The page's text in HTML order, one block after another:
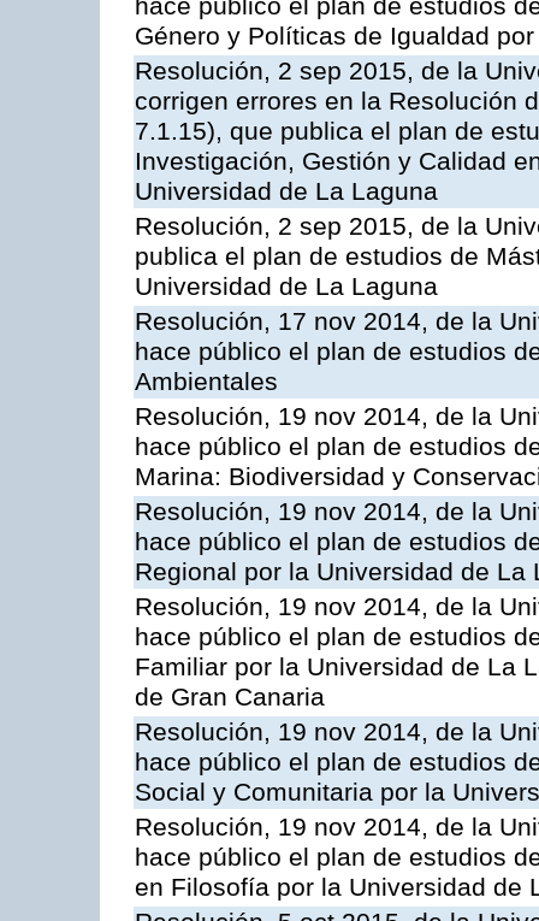
hace público el plan de estudios
Género y Políticas de Igualdad
Resolución, 2 sep 2015, de la
corrigen errores en la Resolución
7.1.15), que publica el plan de
Investigación, Gestión y Calidad
Universidad de La Laguna
Resolución, 2 sep 2015, de la
publica el plan de estudios de
Universidad de La Laguna
Resolución, 17 nov 2014, de la
hace público el plan de estudios
Ambientales
Resolución, 19 nov 2014, de la
hace público el plan de estudios
Marina: Biodiversidad y
Resolución, 19 nov 2014, de la
hace público el plan de estudios
Regional por la Universidad de La
Resolución, 19 nov 2014, de la
hace público el plan de estudios
Familiar por la Universidad de La
de Gran Canaria
Resolución, 19 nov 2014, de la
hace público el plan de estudios
Social y Comunitaria por la
Resolución, 19 nov 2014, de la
hace público el plan de estudios
en Filosofía por la Universidad de